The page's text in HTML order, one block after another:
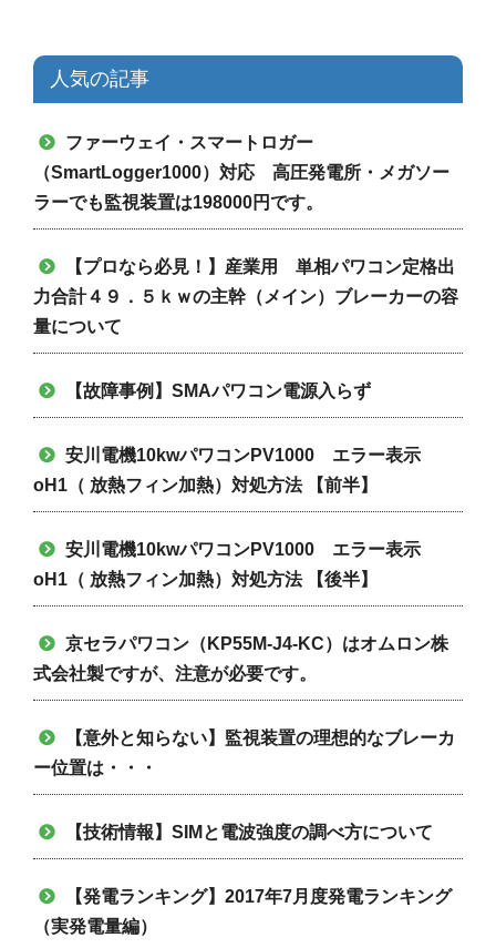
人気の記事
ファーウェイ・スマートロガー
（SmartLogger1000）対応 高圧発電所・メガソー
ラーでも監視装置は198000円です。
【プロなら必見！】産業用 単相パワコン定格出
力合計４９．５ｋｗの主幹（メイン）ブレーカーの容
量について
【故障事例】SMAパワコン電源入らず
安川電機10kwパワコンPV1000 エラー表示
oH1（ 放熱フィン加熱）対処方法 【前半】
安川電機10kwパワコンPV1000 エラー表示
oH1（ 放熱フィン加熱）対処方法 【後半】
京セラパワコン（KP55M-J4-KC）はオムロン株
式会社製ですが、注意が必要です。
【意外と知らない】監視装置の理想的なブレーカ
ー位置は・・・
【技術情報】SIMと電波強度の調べ方について
【発電ランキング】2017年7月度発電ランキング
（実発電量編）